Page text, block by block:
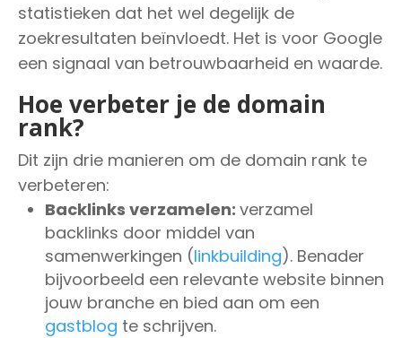
statistieken dat het wel degelijk de
zoekresultaten beïnvloedt. Het is voor Google
een signaal van betrouwbaarheid en waarde.
Hoe verbeter je de domain
rank?
Dit zijn drie manieren om de domain rank te
verbeteren:
Backlinks verzamelen: verzamel
backlinks door middel van
samenwerkingen (linkbuilding). Benader
bijvoorbeeld een relevante website binnen
jouw branche en bied aan om een
gastblog te schrijven.